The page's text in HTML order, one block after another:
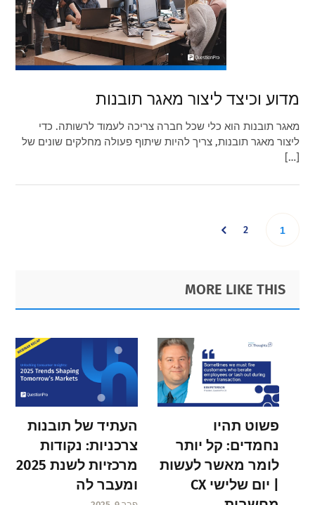
מדוע וכיצד ליצור מאגר תובנות
מאגר תובנות הוא כלי שכל חברה צריכה לעמוד לרשותה. כדי
ליצור מאגר תובנות, צריך להיות שיתוף פעולה מחלקים שונים של
[…]
Go
page
1
Go
page
2
Primary
Sidebar
Footer
MORE LIKE THIS
פשוט תהיו
נחמדים: קל יותר
לומר מאשר לעשות
| יום שלישי CX
העתיד של תובנות
צרכניות: נקודות
מרכזיות לשנת 2025
ומעבר לה